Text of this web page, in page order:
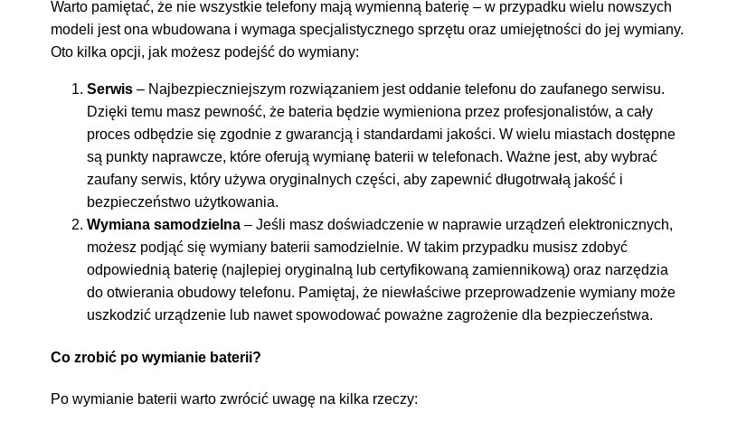
Warto pamiętać, że nie wszystkie telefony mają wymienną baterię – w przypadku wielu nowszych
modeli jest ona wbudowana i wymaga specjalistycznego sprzętu oraz umiejętności do jej wymiany.
Oto kilka opcji, jak możesz podejść do wymiany:
Serwis – Najbezpieczniejszym rozwiązaniem jest oddanie telefonu do zaufanego serwisu.
Dzięki temu masz pewność, że bateria będzie wymieniona przez profesjonalistów, a cały
proces odbędzie się zgodnie z gwarancją i standardami jakości. W wielu miastach dostępne
są punkty naprawcze, które oferują wymianę baterii w telefonach. Ważne jest, aby wybrać
zaufany serwis, który używa oryginalnych części, aby zapewnić długotrwałą jakość i
bezpieczeństwo użytkowania.
Wymiana samodzielna – Jeśli masz doświadczenie w naprawie urządzeń elektronicznych,
możesz podjąć się wymiany baterii samodzielnie. W takim przypadku musisz zdobyć
odpowiednią baterię (najlepiej oryginalną lub certyfikowaną zamiennikową) oraz narzędzia
do otwierania obudowy telefonu. Pamiętaj, że niewłaściwe przeprowadzenie wymiany może
uszkodzić urządzenie lub nawet spowodować poważne zagrożenie dla bezpieczeństwa.
Co zrobić po wymianie baterii?
Po wymianie baterii warto zwrócić uwagę na kilka rzeczy: